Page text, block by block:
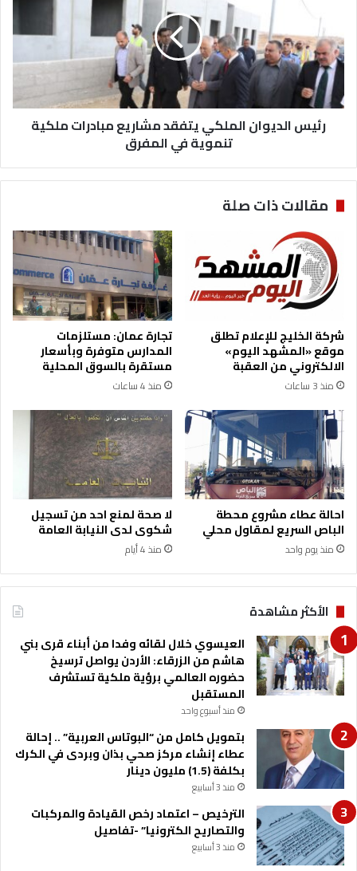
ة
"
ر
ا
ل
ا
ت
م
ن
ا
ل
ش
ع
ي
ر
ا
ل
و
ل
ل
م
ش
ا
ر
ي
ع
م
ب
ا
د
ر
ا
ت
م
ل
ك
ي
ة
ت
ن
م
و
ة
ف
ا
ل
م
ف
ر
ق
رئيس الديوان الملكي يتفقد مشاريع مبادرات ملكية
تنموية في المفرق
مقالات ذات صلة
شركة الخليج للإعلام تطلق
موقع «المشهد اليوم»
الالكتروني من العقبة
منذ 3 ساعات
تجارة عمان: مستلزمات
المدارس متوفرة وبأسعار
مستقرة بالسوق المحلية
منذ 4 ساعات
احالة عطاء مشروع محطة
الباص السريع لمقاول محلي
منذ يوم واحد
لا صحة لمنع احد من تسجيل
شكوى لدى النيابة العامة
منذ 4 أيام
الأكثر مشاهدة
العيسوي خلال لقائه وفدا من أبناء قرى بني
هاشم من الزرقاء: الأردن يواصل ترسيخ
حضوره العالمي برؤية ملكية تستشرف
المستقبل
منذ أسبوع واحد
بتمويل كامل من “البوتاس العربية” .. إحالة
عطاء إنشاء مركز صحي بذان وبردى في الكرك
بكلفة (1.5) مليون دينار
منذ 3 أسابيع
الترخيص – اعتماد رخص القيادة والمركبات
والتصاريح الكترونيا” -تفاصيل
منذ 3 أسابيع